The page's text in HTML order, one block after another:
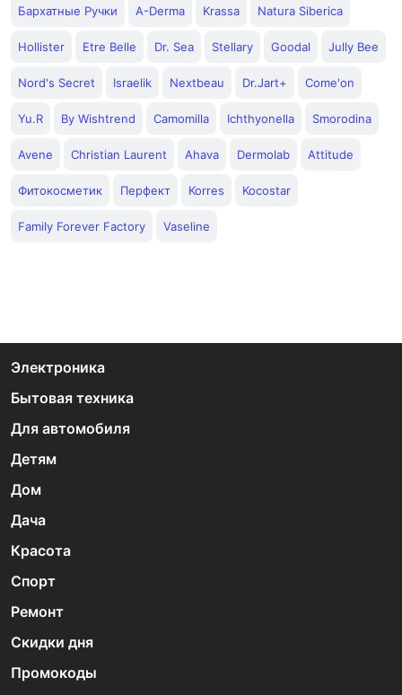
Бархатные Ручки A-Derma Krassa Natura Siberica
Hollister Etre Belle Dr. Sea Stellary Goodal Jully Bee
Nord's Secret Israelik Nextbeau Dr.Jart+ Come'on
Yu.R By Wishtrend Camomilla Ichthyonella Smorodina
Avene Christian Laurent Ahava Dermolab Attitude
Фитокосметик Перфект Korres Kocostar
Family Forever Factory Vaseline
Электроника
Бытовая техника
Для автомобиля
Детям
Дом
Дача
Красота
Спорт
Ремонт
Скидки дня
Промокоды